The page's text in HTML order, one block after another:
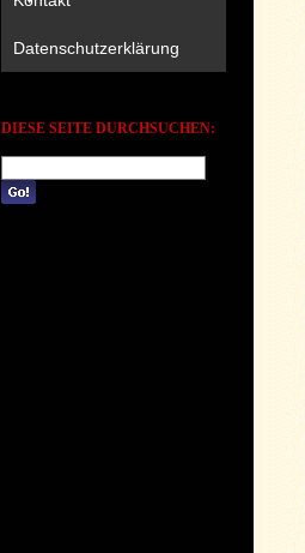
Datenschutzerklärung
DIESE SEITE DURCHSUCHEN: